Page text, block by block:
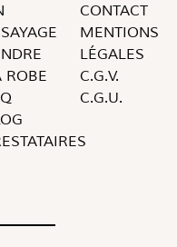
ROBE
CONTACT
MENTIONS
LÉGALES
C.G.V.
C.G.U.